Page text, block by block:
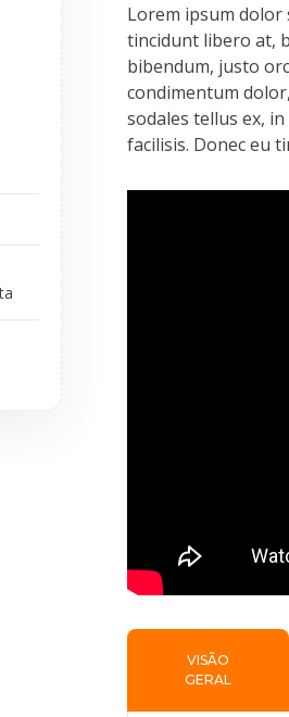
Lorem ipsum dolor
tincidunt libero at,
bibendum, justo
condimentum
sodales tellus ex,
facilisis. Donec eu
VISÃO
GERAL